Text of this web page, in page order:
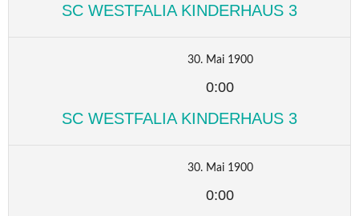
SC WESTFALIA KINDERHAUS 3
30. Mai 1900
0:00
SC WESTFALIA KINDERHAUS 3
30. Mai 1900
0:00